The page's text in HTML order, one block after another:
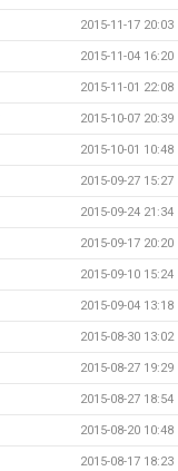
2015-11-17 20:03
2015-11-04 16:20
2015-11-01 22:08
2015-10-07 20:39
2015-10-01 10:48
2015-09-27 15:27
2015-09-24 21:34
2015-09-17 20:20
2015-09-10 15:24
2015-09-04 13:18
2015-08-30 13:02
2015-08-27 19:29
2015-08-27 18:54
2015-08-20 10:48
2015-08-17 18:23